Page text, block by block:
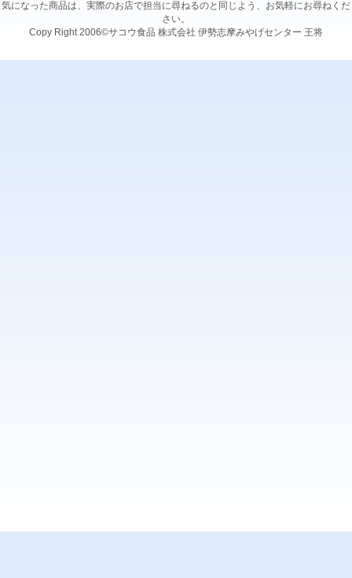
気になった商品は、実際のお店で担当に尋ねるのと同じよう、お気軽にお尋ねくだ
さい。
Copy Right 2006©サコウ食品 株式会社 伊勢志摩みやげセンター 王将